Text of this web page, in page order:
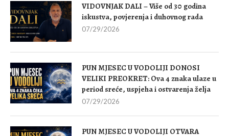
VIDOVNJAK DALI – Više od 30 godina
iskustva, povjerenja i duhovnog rada
07/29/2026
PUN MJESEC U VODOLIJI DONOSI
VELIKI PREOKRET: Ova 4 znaka ulaze u
period sreće, uspjeha i ostvarenja želja
07/29/2026
PUN MJESEC U VODOLIJI OTVARA